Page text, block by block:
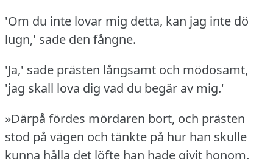
'Om du inte lovar mig detta, kan jag inte dö
lugn,' sade den fångne.
'Ja,' sade prästen långsamt och mödosamt,
'jag skall lova dig vad du begär av mig.'
»Därpå fördes mördaren bort, och prästen
stod på vägen och tänkte på hur han skulle
kunna hålla det löfte han hade givit honom.